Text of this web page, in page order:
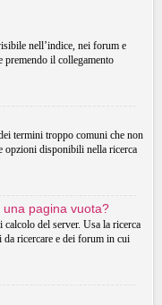
nell’indice, nei forum e
premendo il collegamento
termini troppo comuni che non
opzioni disponibili nella ricerca
pagina vuota?
del server. Usa la ricerca
da ricercare e dei forum in cui